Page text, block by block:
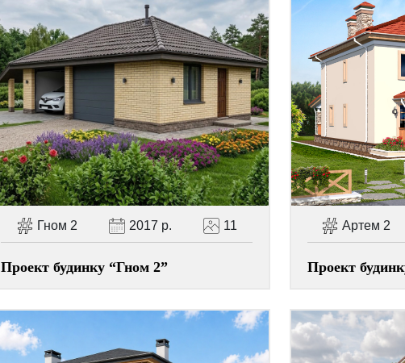
Гном 2 2017 р. 11
Проект будинку “Гном 2”
Артем 2
Проект